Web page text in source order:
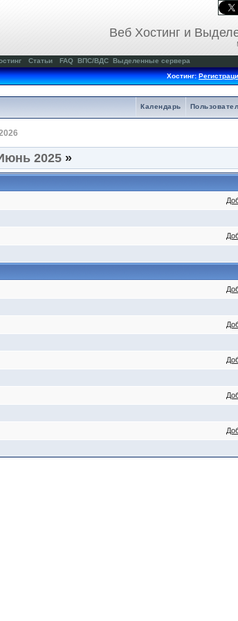
Веб Хостинг и
Статьи FAQ ВПС/ВДС Выделенные сервера
Хостинг:
Календарь
2025 »